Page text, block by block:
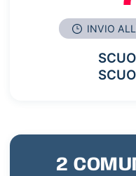
INVIO
2